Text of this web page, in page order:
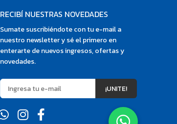
RECIBÍ NUESTRAS NOVEDADES
Sumate suscribiéndote con tu e-mail a
nuestro newsletter y sé el primero en
enterarte de nuevos ingresos, ofertas y
novedades.
¡UNITE!